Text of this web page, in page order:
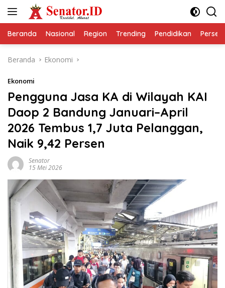
Beranda Nasional Region Trending Pendidikan
Beranda Ekonomi
Ekonomi
Pengguna Jasa KA di Wilayah KAI
Daop 2 Bandung Januari–April
2026 Tembus 1,7 Juta Pelanggan,
Naik 9,42 Persen
Senator
15 Mei 2026